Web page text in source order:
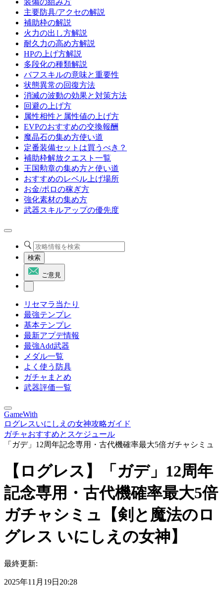
装備の組み方
主要防具/アクセの解説
補助枠の解説
火力の出し方解説
耐久力の高め方解説
HPの上げ方解説
多段化の種類解説
バフスキルの意味と重要性
状態異常の回復方法
消滅の波動の効果と対策方法
回避の上げ方
属性相性と属性値の上げ方
EVPのおすすめの交換報酬
魔晶石の集め方使い道
定番装備セットは買うべき？
補助枠解放クエスト一覧
王国勲章の集め方と使い道
おすすめのレベル上げ場所
お金/ポロの稼ぎ方
強化素材の集め方
武器スキルアップの優先度
検索
ご意見
リセマラ当たり
最強テンプレ
基本テンプレ
最新アプデ情報
最強Add武器
メダル一覧
よく使う防具
ガチャまとめ
武器評価一覧
GameWith
ログレスいにしえの女神攻略ガイド
ガチャおすすめとスケジュール
「ガデ」12周年記念専用・古代機確率最大5倍ガチャシミュ
【ログレス】「ガデ」12周年
記念専用・古代機確率最大5倍
ガチャシミュ【剣と魔法のロ
グレス いにしえの女神】
最終更新:
2025年11月19日20:28